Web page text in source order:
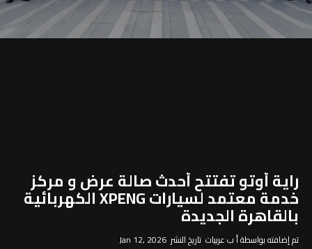
راية أوتو تفتتح أحدث صالة عرض و مركز
خدمة معتمد لسيارات XPENG الكهربائية
بالقاهرة الجديدة
تم إضافته بواسطة أ ب عربيات تاريخ النشر Jan 12, 2026